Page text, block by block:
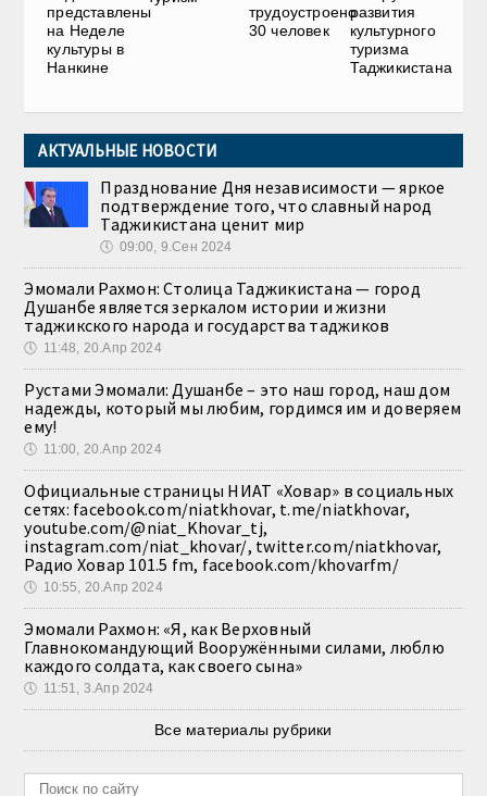
представлены
на Неделе
культуры в
Нанкине
трудоустроено
30 человек
развития
культурного
туризма
Таджикистана
АКТУАЛЬНЫЕ НОВОСТИ
Празднование Дня независимости — яркое
подтверждение того, что славный народ
Таджикистана ценит мир
🕔 09:00, 9.Сен 2024
Эмомали Рахмон: Столица Таджикистана — город
Душанбе является зеркалом истории и жизни
таджикского народа и государства таджиков
🕔 11:48, 20.Апр 2024
Рустами Эмомали: Душанбе – это наш город, наш дом
надежды, который мы любим, гордимся им и доверяем
ему!
🕔 11:00, 20.Апр 2024
Официальные страницы НИАТ «Ховар» в социальных
сетях: facebook.com/niatkhovar, t.me/niatkhovar,
youtube.com/@niat_Khovar_tj,
instagram.com/niat_khovar/, twitter.com/niatkhovar,
Радио Ховар 101.5 fm, facebook.com/khovarfm/
🕔 10:55, 20.Апр 2024
Эмомали Рахмон: «Я, как Верховный
Главнокомандующий Вооружёнными силами, люблю
каждого солдата, как своего сына»
🕔 11:51, 3.Апр 2024
Все материалы рубрики